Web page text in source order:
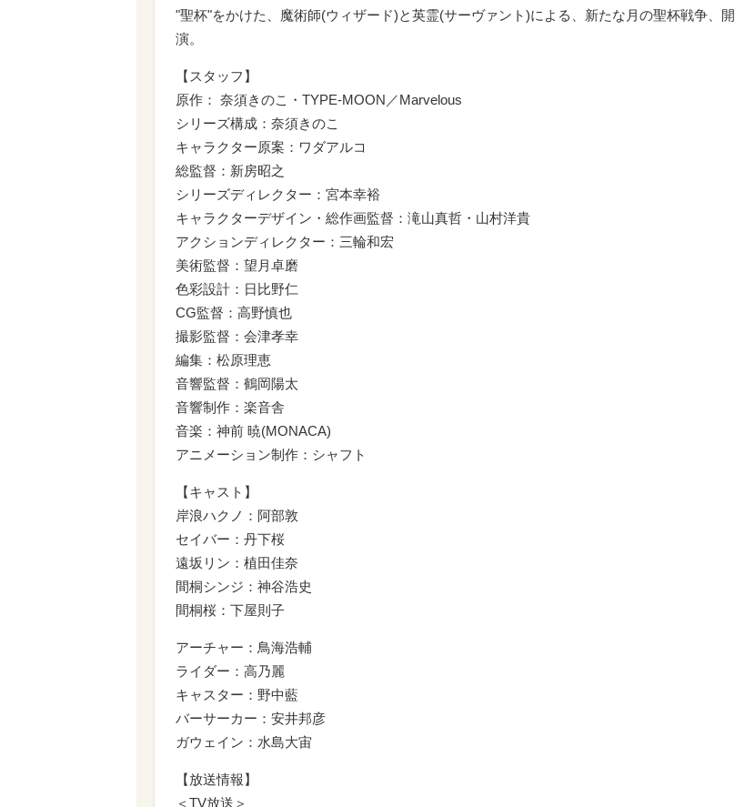
"聖杯"をかけた、魔術師(ウィザード)と英霊(サーヴァント)による、新たな月の聖杯戦争、開
演。
【スタッフ】
原作： 奈須きのこ・TYPE-MOON／Marvelous
シリーズ構成：奈須きのこ
キャラクター原案：ワダアルコ
総監督：新房昭之
シリーズディレクター：宮本幸裕
キャラクターデザイン・総作画監督：滝山真哲・山村洋貴
アクションディレクター：三輪和宏
美術監督：望月卓磨
色彩設計：日比野仁
CG監督：高野慎也
撮影監督：会津孝幸
編集：松原理恵
音響監督：鶴岡陽太
音響制作：楽音舎
音楽：神前 暁(MONACA)
アニメーション制作：シャフト
【キャスト】
岸浪ハクノ：阿部敦
セイバー：丹下桜
遠坂リン：植田佳奈
間桐シンジ：神谷浩史
間桐桜：下屋則子
アーチャー：鳥海浩輔
ライダー：高乃麗
キャスター：野中藍
バーサーカー：安井邦彦
ガウェイン：水島大宙
【放送情報】
＜TV放送＞